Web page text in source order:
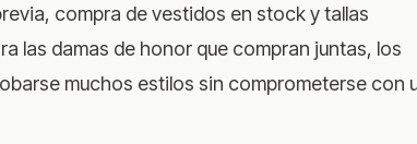
compra de vestidos en stock y tallas
las damas de honor que compran juntas, los
muchos estilos sin comprometerse con